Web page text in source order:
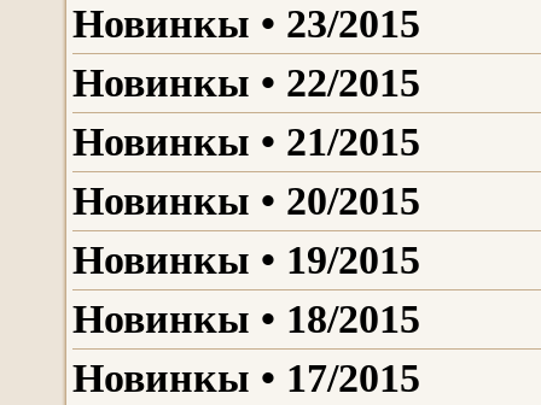
Новинкы • 23/2015
Новинкы • 22/2015
Новинкы • 21/2015
Новинкы • 20/2015
Новинкы • 19/2015
Новинкы • 18/2015
Новинкы • 17/2015